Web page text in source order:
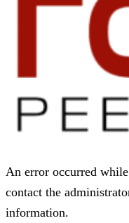
An error occurred while
contact the
information.